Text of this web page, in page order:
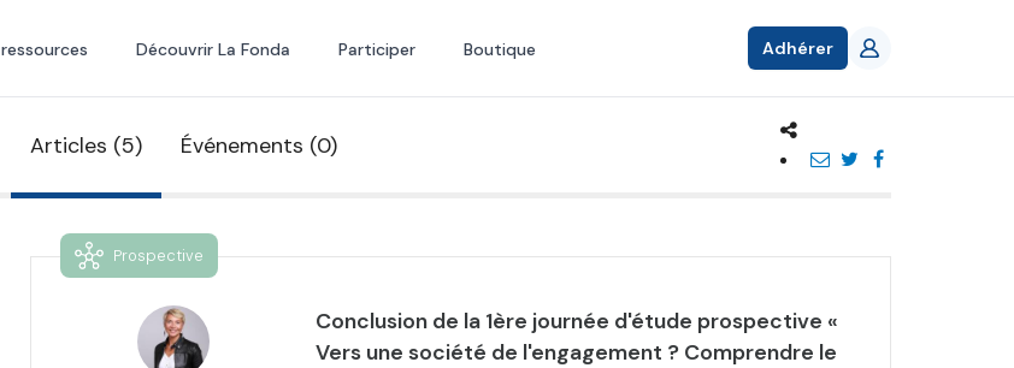
Découvrir La Fonda Participer Boutique Adhérer
Articles (5) Événements (0)
Prospective
Conclusion de la 1ère journée d'étude prospective «
Vers une société de l'engagement ? Comprendre le